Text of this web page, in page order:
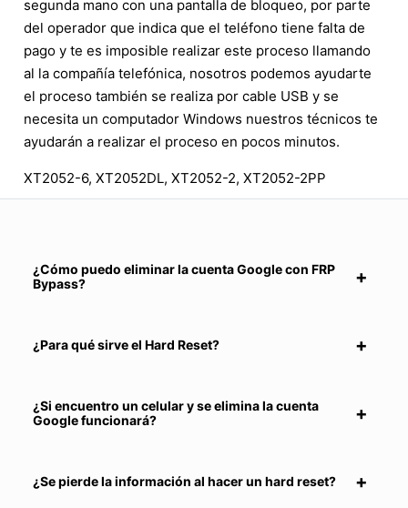
segunda mano con una pantalla de bloqueo, por parte
del operador que indica que el teléfono tiene falta de
pago y te es imposible realizar este proceso llamando
al la compañía telefónica, nosotros podemos ayudarte
el proceso también se realiza por cable USB y se
necesita un computador Windows nuestros técnicos te
ayudarán a realizar el proceso en pocos minutos.
XT2052-6, XT2052DL, XT2052-2, XT2052-2PP
¿Cómo puedo eliminar la cuenta Google con FRP
Bypass?
¿Para qué sirve el Hard Reset?
¿Si encuentro un celular y se elimina la cuenta
Google funcionará?
¿Se pierde la información al hacer un hard reset?